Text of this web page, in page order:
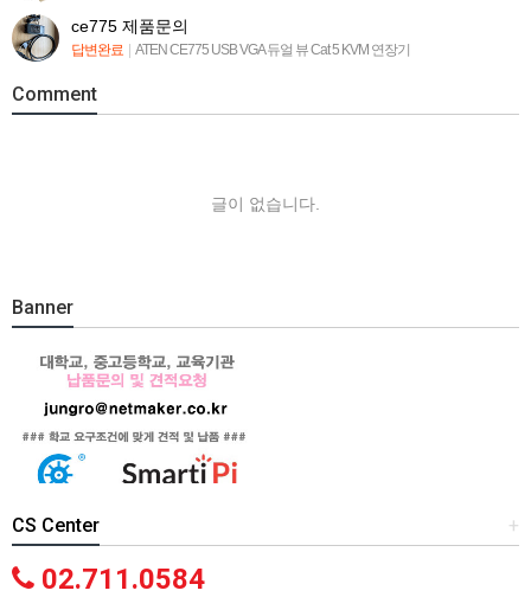
ce775 제품문의
답변완료 ATEN CE775 USB VGA 듀얼 뷰 Cat 5 KVM 연장기
Comment
글이 없습니다.
Banner
+
CS Center
02.711.0584